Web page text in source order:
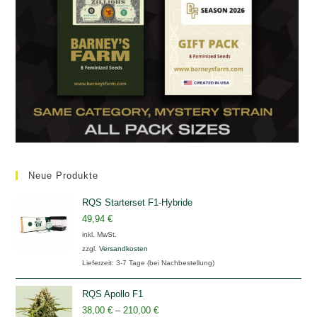
Neue Produkte
RQS Starterset F1-Hybride
49,94€
inkl. MwSt.
zzgl.Versandkosten
Lieferzeit:3-7 Tage (bei Nachbestellung)
RQS Apollo F1
38,00€ –210,00€